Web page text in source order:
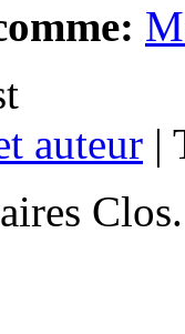
auteur |
Clos.